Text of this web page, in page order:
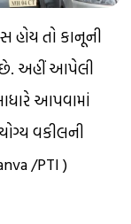
હોય તો કાનૂની
છે. અહીં આપેલી
આપવામાં
વકીલની
/PTI )